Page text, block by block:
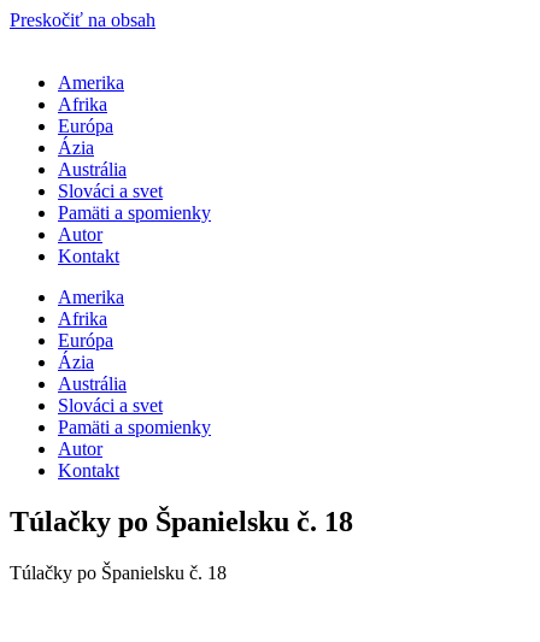
Preskočiť na obsah
Amerika
Afrika
Európa
Ázia
Austrália
Slováci a svet
Pamäti a spomienky
Autor
Kontakt
Amerika
Afrika
Európa
Ázia
Austrália
Slováci a svet
Pamäti a spomienky
Autor
Kontakt
Túlačky po Španielsku č. 18
Túlačky po Španielsku č. 18